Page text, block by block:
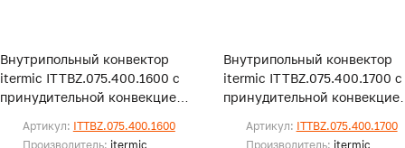
Внутрипольный конвектор
itermic ITTBZ.075.400.1600 с
принудительной конвекцией,
Артикул: ITTBZ.075.400.1600
Производитель: itermic
Внутрипольный конвектор
itermic ITTBZ.075.400.1700 с
принудительной конвекцией,
Артикул: ITTBZ.075.400.1700
Производитель: itermic